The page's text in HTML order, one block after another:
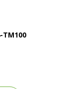
TM100